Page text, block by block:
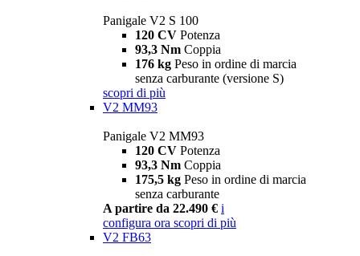
Panigale V2 S 100
120 CV Potenza
93,3 Nm Coppia
176 kg Peso in ordine di marcia
senza carburante (versione S)
scopri di più
V2 MM93
Panigale V2 MM93
120 CV Potenza
93,3 Nm Coppia
175,5 kg Peso in ordine di marcia
senza carburante
A partire da 22.490 € i
configura ora scopri di più
V2 FB63